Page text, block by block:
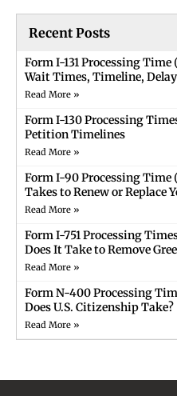
Recent Posts
Form I-131 Processing
Wait Times, Timeline,
Read More »
Form I-130 Processing
Petition Timelines
Read More »
Form I-90 Processing
Takes to Renew or Replace
Read More »
Form I-751 Processing
Does It Take to Remove
Read More »
Form N-400 Processing
Does U.S. Citizenship Take?
Read More »